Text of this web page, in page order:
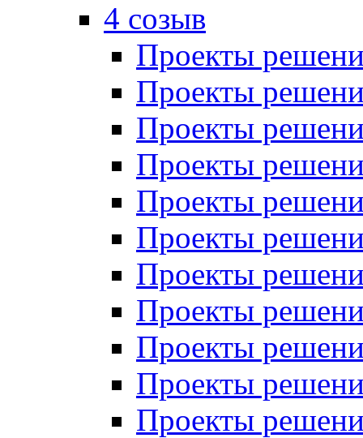
4 созыв
Проекты
Проекты
Проекты
Проекты
Проекты
Проекты
Проекты
Проекты
Проекты
Проекты
Проекты